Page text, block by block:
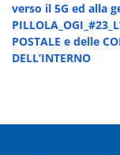
verso il 5G ed alla
POSTALE e delle
DELL’INTERNO